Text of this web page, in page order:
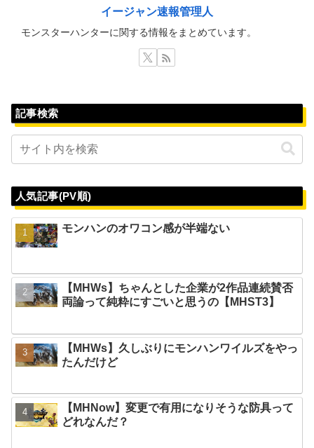
イージャン速報管理人
モンスターハンターに関する情報をまとめています。
記事検索
人気記事(PV順)
モンハンのオワコン感が半端ない
【MHWs】ちゃんとした企業が2作品連続賛否
両論って純粋にすごいと思うの【MHST3】
【MHWs】久しぶりにモンハンワイルズをやっ
たんだけど
【MHNow】変更で有用になりそうな防具って
どれなんだ？